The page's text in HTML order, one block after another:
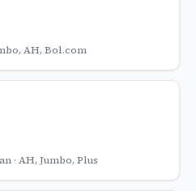
AH, Bol.com
· AH, Jumbo, Plus